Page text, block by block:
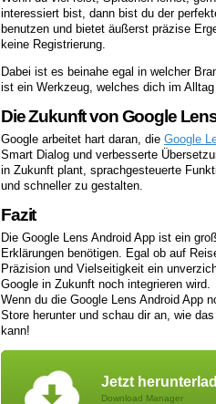
interessiert bist, dann bist du der
benutzen und bietet äußerst präzise
keine Registrierung.
Dabei ist es beinahe egal in welcher
ist ein Werkzeug, welches dich im
Die Zukunft von Google
Google arbeitet hart daran, die Google
Smart Dialog und verbesserte
in Zukunft plant, sprachgesteuerte
und schneller zu gestalten.
Fazit
Die Google Lens Android App ist ein
Erklärungen benötigen. Egal ob auf
Präzision und Vielseitigkeit ein
Google in Zukunft noch integrieren wird.
Wenn du die Google Lens Android App
Store herunter und schau dir an, wie
kann!
Jetzt
Download Manager